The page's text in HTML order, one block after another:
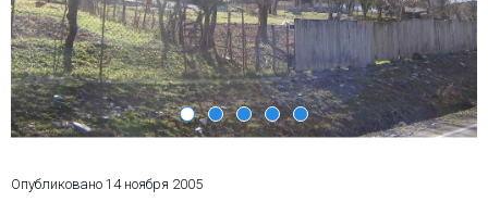
Опубликовано 14 ноября 2005
Календарь событий
Телеграм-канал
Гудаури
INFO